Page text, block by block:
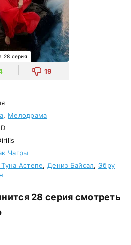
28 серия
19
, Мелодрама
Чагры
Астепе, Дениз Байсал, Эбру
28 серия смотреть